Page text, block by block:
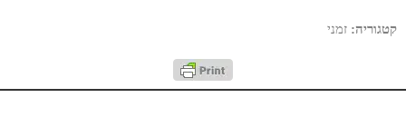
קטגוריה: זמני